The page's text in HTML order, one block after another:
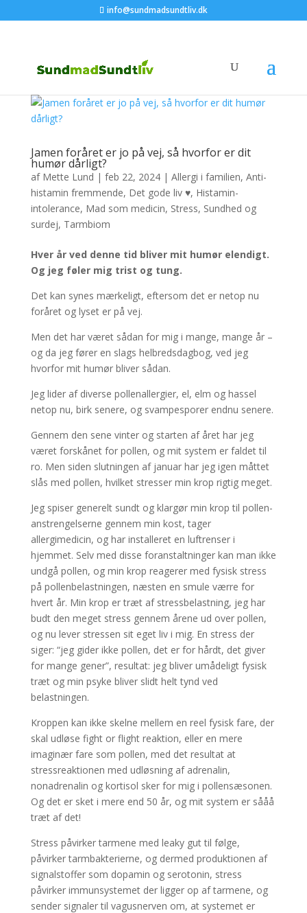
info@sundmadsundtliv.dk
Jamen foråret er jo på vej, så hvorfor er dit
humør dårligt?
af Mette Lund | feb 22, 2024| Allergi i familien, Anti-
histamin fremmende, Det gode liv ♥, Histamin-
intolerance, Mad som medicin, Stress, Sundhed og
surdej, Tarmbiom
Hver år ved denne tid bliver mit humør elendigt.
Og jeg føler mig trist og tung.
Det kan synes mærkeligt, eftersom det er netop nu
foråret og lyset er på vej.
Men det har været sådan for mig i mange, mange år –
og da jeg fører en slags helbredsdagbog, ved jeg
hvorfor mit humør bliver sådan.
Jeg lider af diverse pollenallergier, el, elm og hassel
netop nu, birk senere, og svampesporer endnu senere.
Gennem den sene vinter og starten af året har jeg
været forskånet for pollen, og mit system er faldet til
ro. Men siden slutningen af januar har jeg igen måttet
slås med pollen, hvilket stresser min krop rigtig meget.
Jeg spiser generelt sundt og klargør min krop til pollen-
anstrengelserne gennem min kost, tager
allergimedicin, og har installeret en luftrenser i
hjemmet. Selv med disse foranstaltninger kan man ikke
undgå pollen, og min krop reagerer med fysisk stress
på pollenbelastningen, næsten en smule værre for
hvert år. Min krop er træt af stressbelastning, jeg har
budt den meget stress gennem årene ud over pollen,
og nu lever stressen sit eget liv i mig. En stress der
siger: “jeg gider ikke pollen, det er for hårdt, det giver
for mange gener”, resultat: jeg bliver umådeligt fysisk
træt og min psyke bliver slidt helt tynd ved
belastningen.
Kroppen kan ikke skelne mellem en reel fysisk fare, der
skal udløse fight or flight reaktion, eller en mere
imaginær fare som pollen, med det resultat at
stressreaktionen med udløsning af adrenalin,
nonadrenalin og kortisol sker for mig i pollensæsonen.
Og det er sket i mere end 50 år, og mit system er sååå
træt af det!
Stress påvirker tarmene med leaky gut til følge,
påvirker tarmbakterierne, og dermed produktionen af
signalstoffer som dopamin og serotonin, stress
påvirker immunsystemet der ligger op af tarmene, og
sender signaler til vagusnerven om, at systemet er